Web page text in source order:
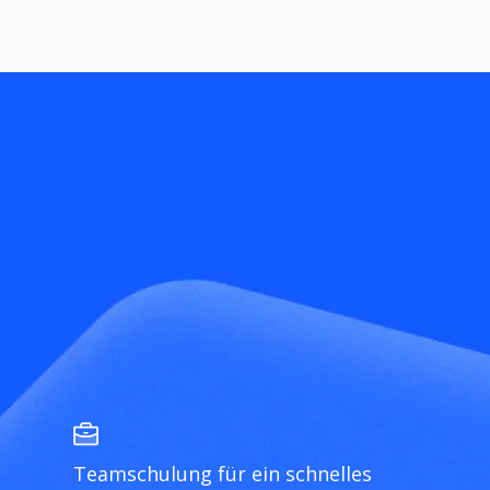
Teamschulung für ein schnelles